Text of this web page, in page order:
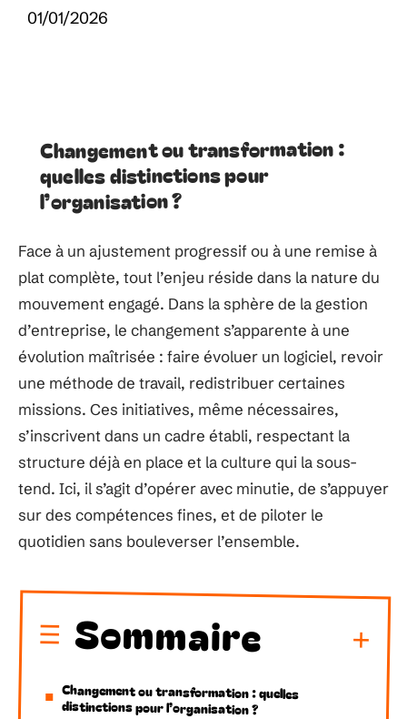
01/01/2026
Changement ou transformation :
quelles distinctions pour
l’organisation ?
Face à un ajustement progressif ou à une remise à
plat complète, tout l’enjeu réside dans la nature du
mouvement engagé. Dans la sphère de la gestion
d’entreprise, le changement s’apparente à une
évolution maîtrisée : faire évoluer un logiciel, revoir
une méthode de travail, redistribuer certaines
missions. Ces initiatives, même nécessaires,
s’inscrivent dans un cadre établi, respectant la
structure déjà en place et la culture qui la sous-
tend. Ici, il s’agit d’opérer avec minutie, de s’appuyer
sur des compétences fines, et de piloter le
quotidien sans bouleverser l’ensemble.
Sommaire
Changement ou transformation : quelles
distinctions pour l’organisation ?